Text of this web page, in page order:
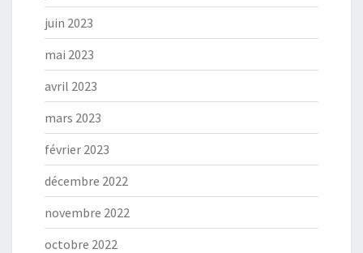
juin 2023
mai 2023
avril 2023
mars 2023
février 2023
décembre 2022
novembre 2022
octobre 2022